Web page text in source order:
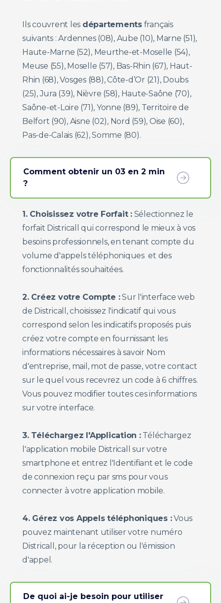
Ils couvrent les départementsfrançais
suivants : Ardennes (08), Aube (10), Marne (51),
Haute-Marne (52), Meurthe-et-Moselle (54),
Meuse (55), Moselle (57), Bas-Rhin (67), Haut-
Rhin (68), Vosges (88), Côte-d’Or (21), Doubs
(25), Jura (39), Nièvre (58), Haute-Saône (70),
Saône-et-Loire (71), Yonne (89), Territoire de
Belfort (90), Aisne (02), Nord (59), Oise (60),
Pas-de-Calais (62), Somme (80).
Comment obtenir un 03 en 2 min
?
1. Choisissez votre Forfait :Sélectionnez le
forfait Districall qui correspond le mieux à vos
besoins professionnels, en tenant compte du
volume d'appels téléphoniques et des
fonctionnalités souhaitées.
2. Créez votre Compte :Sur l'interface web
de Districall, choisissez l'indicatif qui vous
correspond selon les indicatifs proposés puis
créez votre compte en fournissant les
informations nécessaires à savoir Nom
d'entreprise, mail, mot de passe, votre contact
sur le quel vous recevrez un code à 6 chiffres.
Vous pouvez modifier toutes ces informations
sur votre interface.
3. Téléchargez l'Application :Téléchargez
l'application mobile Districall sur votre
smartphone et entrez l'Identifiant et le code
de connexion reçu par sms pour vous
connecter à votre application mobile.
4. Gérez vos Appels téléphoniques :Vous
pouvez maintenant utiliser votre numéro
Districall, pour la réception ou l'émission
d'appel.
De quoi ai-je besoin pour utiliser